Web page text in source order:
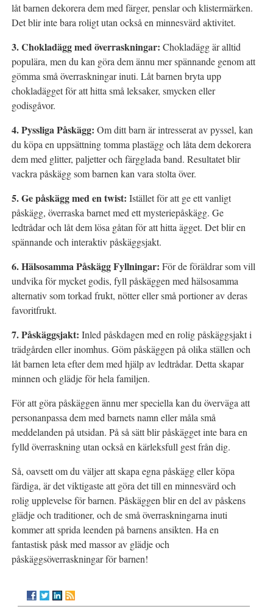
låt barnen dekorera dem med färger, penslar och klistermärken.
Det blir inte bara roligt utan också en minnesvärd aktivitet.
3. Chokladägg med överraskningar: Chokladägg är alltid
populära, men du kan göra dem ännu mer spännande genom att
gömma små överraskningar inuti. Låt barnen bryta upp
chokladägget för att hitta små leksaker, smycken eller
godisgåvor.
4. Pyssliga Påskägg: Om ditt barn är intresserat av pyssel, kan
du köpa en uppsättning tomma plastägg och låta dem dekorera
dem med glitter, paljetter och färgglada band. Resultatet blir
vackra påskägg som barnen kan vara stolta över.
5. Ge påskägg med en twist: Istället för att ge ett vanligt
påskägg, överraska barnet med ett mysteriepåskägg. Ge
ledtrådar och låt dem lösa gåtan för att hitta ägget. Det blir en
spännande och interaktiv påskäggsjakt.
6. Hälsosamma Påskägg Fyllningar: För de föräldrar som vill
undvika för mycket godis, fyll påskäggen med hälsosamma
alternativ som torkad frukt, nötter eller små portioner av deras
favoritfrukt.
7. Påskäggsjakt: Inled påskdagen med en rolig påskäggsjakt i
trädgården eller inomhus. Göm påskäggen på olika ställen och
låt barnen leta efter dem med hjälp av ledtrådar. Detta skapar
minnen och glädje för hela familjen.
För att göra påskäggen ännu mer speciella kan du överväga att
personanpassa dem med barnets namn eller måla små
meddelanden på utsidan. På så sätt blir påskägget inte bara en
fylld överraskning utan också en kärleksfull gest från dig.
Så, oavsett om du väljer att skapa egna påskägg eller köpa
färdiga, är det viktigaste att göra det till en minnesvärd och
rolig upplevelse för barnen. Påskäggen blir en del av påskens
glädje och traditioner, och de små överraskningarna inuti
kommer att sprida leenden på barnens ansikten. Ha en
fantastisk påsk med massor av glädje och
påskäggsöverraskningar för barnen!